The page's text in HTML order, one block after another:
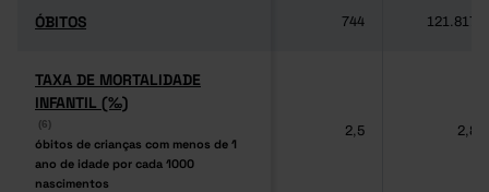
ÓBITOS
ÓBITOS 744 121.817
TAXA DE MORTALIDADE
INFANTIL (‰)
(6)
óbitos de crianças com menos de 1
ano de idade por cada 1000
nascimentos
TAXA DE MORTALIDADE
INFANTIL (‰)
(6)
óbitos de crianças com menos de 1
ano de idade por cada 1000
nascimentos
2,5 2,8